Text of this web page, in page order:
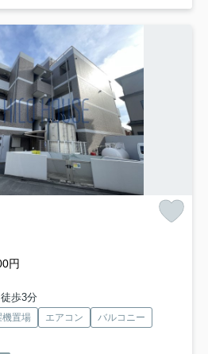
円
歩3分
機置場 エアコン
バルコニー